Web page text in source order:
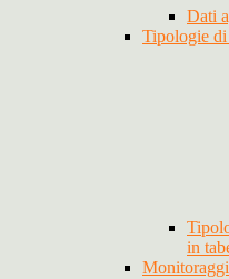
Dati
Tipologie
in